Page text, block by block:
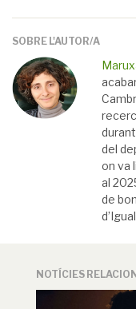
SOBRE L'AUTOR/A
del
on va
al
de
NOTÍCIES